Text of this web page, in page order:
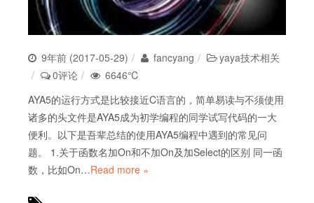
9年前 (2017-05-29) fancyang
yaya技术相关
0评论
6646℃
AYA5的运行方式是比较接近C语言的，简单易读与不须使用
诸多的头文件是AYA5成为初学编程的同学试写代码的一大
便利。以下是吾辈总结的使用AYA5编程中遇到的常见问
题。 1.关于函数名加On和不加On及加Select的区别 同一函
数，比如On…Read more »